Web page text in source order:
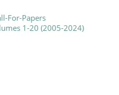
For-Papers
1-20 (2005-2024)